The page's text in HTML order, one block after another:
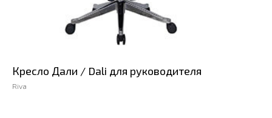
Кресло Дали / Dali для руководителя
Riva